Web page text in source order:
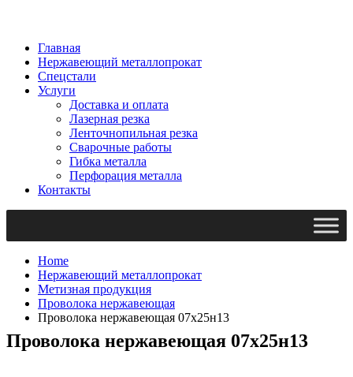
Главная
Нержавеющий металлопрокат
Спецстали
Услуги
Доставка и оплата
Лазерная резка
Ленточнопильная резка
Сварочные работы
Гибка металла
Перфорация металла
Контакты
Home
Нержавеющий металлопрокат
Метизная продукция
Проволока нержавеющая
Проволока нержавеющая 07х25н13
Проволока нержавеющая 07х25н13